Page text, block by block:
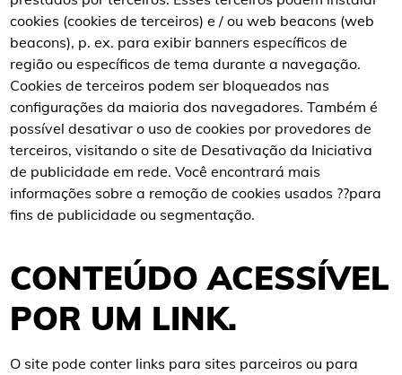
cookies (cookies de terceiros) e / ou web beacons (web
beacons), p. ex. para exibir banners específicos de
região ou específicos de tema durante a navegação.
Cookies de terceiros podem ser bloqueados nas
configurações da maioria dos navegadores. Também é
possível desativar o uso de cookies por provedores de
terceiros, visitando o site de Desativação da Iniciativa
de publicidade em rede. Você encontrará mais
informações sobre a remoção de cookies usados ??para
fins de publicidade ou segmentação.
CONTEÚDO ACESSÍVEL
POR UM LINK.
O site pode conter links para sites parceiros ou para